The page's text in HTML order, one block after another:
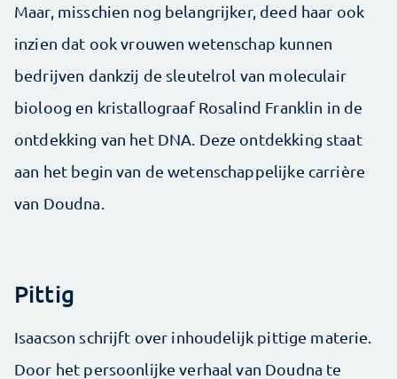
Maar, misschien nog belangrijker, deed haar ook
inzien dat ook vrouwen wetenschap kunnen
bedrijven dankzij de sleutelrol van moleculair
bioloog en kristallograaf Rosalind Franklin in de
ontdekking van het DNA. Deze ontdekking staat
aan het begin van de wetenschappelijke carrière
van Doudna.
Pittig
Isaacson schrijft over inhoudelijk pittige materie.
Door het persoonlijke verhaal van Doudna te